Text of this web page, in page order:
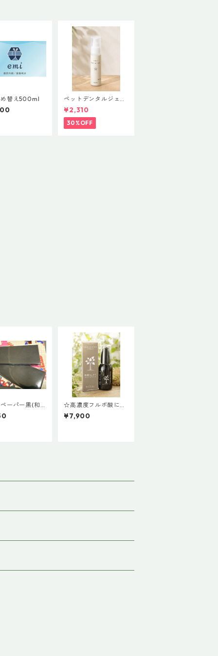
替え500ml
ペットデンタルジェル
フルボ酸しずく
¥2,310
30%OFF
ーパー黒(和
☆高濃度フルボ酸に多
目機能珪素水を配合・
樹麗なしずく50ml
¥7,900